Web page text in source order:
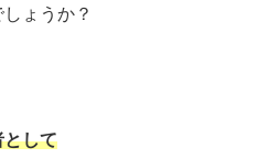
ょうか？
として